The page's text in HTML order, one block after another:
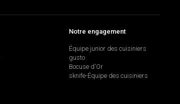
Notre engagement
Équipe junior des cuisiniers
gusto
Bocuse d'Or
sknife-Équipe des cuisiniers